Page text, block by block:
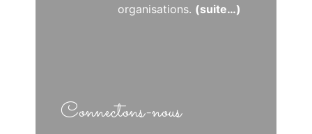
organisations. (suite…)
Connectons-nous